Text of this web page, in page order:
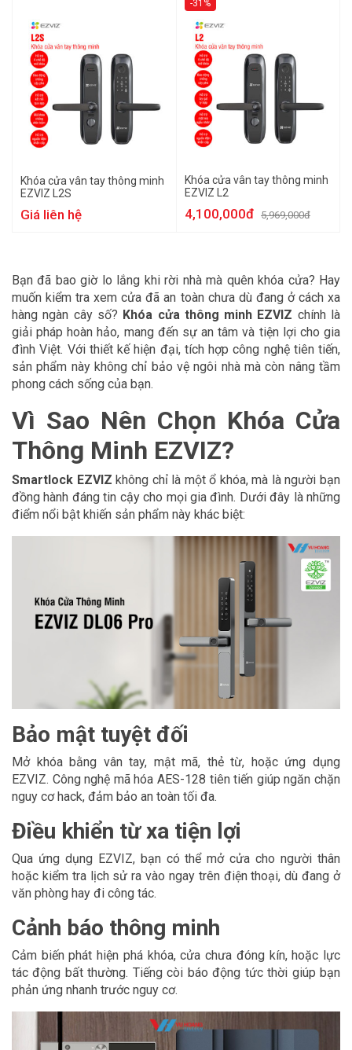
Khóa cửa vân tay thông minh
EZVIZ L2S
Giá liên hệ
-31%
Khóa cửa vân tay thông minh
EZVIZ L2
4,100,000đ 5,969,000đ
Bạn đã bao giờ lo lắng khi rời nhà mà quên khóa cửa? Hay
muốn kiểm tra xem cửa đã an toàn chưa dù đang ở cách xa
hàng ngàn cây số? Khóa cửa thông minh EZVIZ chính là
giải pháp hoàn hảo, mang đến sự an tâm và tiện lợi cho gia
đình Việt. Với thiết kế hiện đại, tích hợp công nghệ tiên tiến,
sản phẩm này không chỉ bảo vệ ngôi nhà mà còn nâng tầm
phong cách sống của bạn.
Vì Sao Nên Chọn Khóa Cửa
Thông Minh EZVIZ?
Smartlock EZVIZ không chỉ là một ổ khóa, mà là người bạn
đồng hành đáng tin cậy cho mọi gia đình. Dưới đây là những
điểm nổi bật khiến sản phẩm này khác biệt:
Bảo mật tuyệt đối
Mở khóa bằng vân tay, mật mã, thẻ từ, hoặc ứng dụng
EZVIZ. Công nghệ mã hóa AES-128 tiên tiến giúp ngăn chặn
nguy cơ hack, đảm bảo an toàn tối đa.
Điều khiển từ xa tiện lợi
Qua ứng dụng EZVIZ, bạn có thể mở cửa cho người thân
hoặc kiểm tra lịch sử ra vào ngay trên điện thoại, dù đang ở
văn phòng hay đi công tác.
Cảnh báo thông minh
Cảm biến phát hiện phá khóa, cửa chưa đóng kín, hoặc lực
tác động bất thường. Tiếng còi báo động tức thời giúp bạn
phản ứng nhanh trước nguy cơ.